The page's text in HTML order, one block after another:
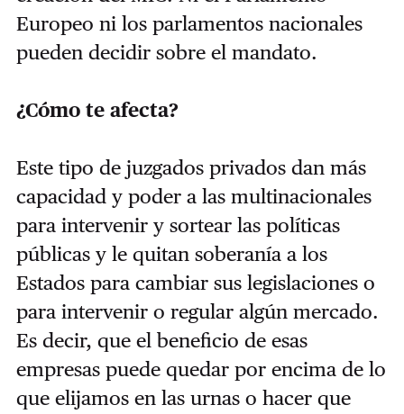
Europeo ni los parlamentos nacionales
pueden decidir sobre el mandato.
¿Cómo te afecta?
Este tipo de juzgados privados dan más
capacidad y poder a las multinacionales
para intervenir y sortear las políticas
públicas y le quitan soberanía a los
Estados para cambiar sus legislaciones o
para intervenir o regular algún mercado.
Es decir, que el beneficio de esas
empresas puede quedar por encima de lo
que elijamos en las urnas o hacer que